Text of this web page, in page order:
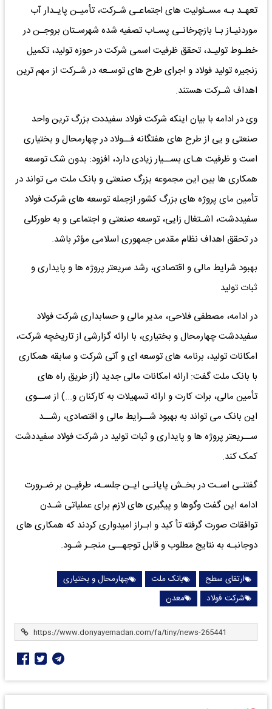
تعهـد بـه مسـئولیت های اجتماعـی شـرکت، تأمیـن پایـدار آب
موردنیـاز بـا بازچرخانـی پسـاب تصفیه شده شهرسـتان بروجـن در
خطـوط تولیـد، تحقق ظرفیت اسمی شرکت در حوزه تولید، تکمیل
زنجیره تولید فولاد و اجرای طرح های توسـعه در شـرکت از مهم ترین
اهداف شـرکت هستند.
وی در ادامه با بیان اینکه شرکت فولاد سفیددت بزرگ ترین واحد
صنعتی و یی از طرح های هفتگانه فــولاد در چهارمحال و بختیاری
است و ظرفیت هـای بســیار زیادی دارد، افزود: بدون شک توسعه
همکاری ها بین این مجموعه بزرگ صنعتی و بانک ملت می تواند در
تأمین مای پروژه های بزرگ کشور ازجمله توسعه های شرکت فولاد
سفیددشت، اشـتغال زایی، توسعه صنعتی و اجتماعی و به طورکلی
در تحقق اهداف نظام مقدس جمهوری اسلامی مؤثر باشد.
بهبود شرایط مالی و اقتصادی، رشد سریعتر پروژه ها و پایداری و
ثبات تولید
در ادامه، مصطفی فلاحی، مدیر مالی و حسابداری شرکت فولاد
سفیددشت چهارمحال و بختیاری، با ارائه گزارشی از تاریخچه شرکت،
امکانات تولید، برنامه های توسعه ای و آتی شرکت و سابقه همکاری
با بانک ملت گفت: ارائه امکانات مالی جدید (از طریق راه های
تأمین مالی، برات کارت و ارائه تسهیلات به کارکنان و...) از ســوی
این بانک می تواند به بهبود شــرایط مالی و اقتصادی، رشــد
ســریعتر پروژه ها و پایداری و ثبات تولید در شرکت فولاد سفیددشت
کمک کند.
گفتنـی اسـت در بخـش پایانـی ایـن جلسـه، طرفیـن بر ضـرورت
ادامه این گفت وگوها و پیگیری های لازم برای عملیاتی شـدن
توافقات صورت گرفته تأ کید و ابـراز امیدواری کردند که همکاری های
دوجانبـه به نتایج مطلوب و قابل توجهــی منجـر شـود.
ارتقای سطح بانک ملت
چهارمحال و بختیاری
شرکت فولاد
معدن